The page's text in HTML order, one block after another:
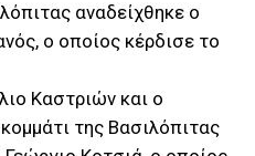
αναδείχθηκε ο
ο οποίος κέρδισε το
Καστριών και ο
της Βασιλόπιτας